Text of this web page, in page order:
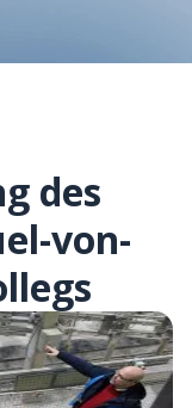
des
von-